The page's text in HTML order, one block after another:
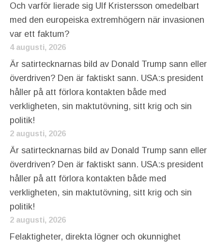
Och varför lierade sig Ulf Kristersson omedelbart
med den europeiska extremhögern när invasionen
var ett faktum?
4 augusti, 2026
Är satirtecknarnas bild av Donald Trump sann eller
överdriven? Den är faktiskt sann. USA:s president
håller på att förlora kontakten både med
verkligheten, sin maktutövning, sitt krig och sin
politik!
2 augusti, 2026
Är satirtecknarnas bild av Donald Trump sann eller
överdriven? Den är faktiskt sann. USA:s president
håller på att förlora kontakten både med
verkligheten, sin maktutövning, sitt krig och sin
politik!
2 augusti, 2026
Felaktigheter, direkta lögner och okunnighet